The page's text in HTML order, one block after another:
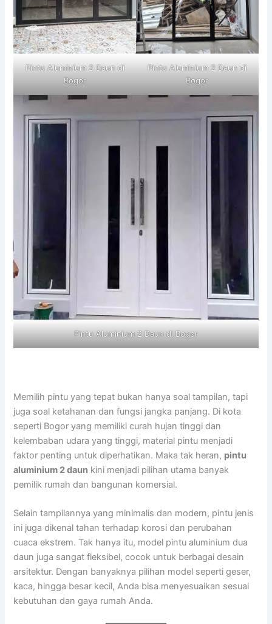
Pintu Aluminium 2 Daun di
Bogor
Pintu Aluminium 2 Daun di
Bogor
Pintu Aluminium 2 Daun di Bogor
Memilih pintu yang tepat bukan hanya soal tampilan, tapi
juga soal ketahanan dan fungsi jangka panjang. Di kota
seperti Bogor yang memiliki curah hujan tinggi dan
kelembaban udara yang tinggi, material pintu menjadi
faktor penting untuk diperhatikan. Maka tak heran, pintu
aluminium 2 daun kini menjadi pilihan utama banyak
pemilik rumah dan bangunan komersial.
Selain tampilannya yang minimalis dan modern, pintu jenis
ini juga dikenal tahan terhadap korosi dan perubahan
cuaca ekstrem. Tak hanya itu, model pintu aluminium dua
daun juga sangat fleksibel, cocok untuk berbagai desain
arsitektur. Dengan banyaknya pilihan model seperti geser,
kaca, hingga besar kecil, Anda bisa menyesuaikan sesuai
kebutuhan dan gaya rumah Anda.